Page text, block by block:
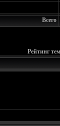
Всего
Рейтинг